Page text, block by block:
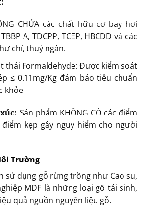
CHỨA các chất hữu cơ bay hơi
А, TDCPP, TCEP, HBCDD và các
chỉ, thuỷ ngân.
thải Formaldehyde: Được kiểm soát
≤ 0.11mg/Kg đảm bảo tiêu chuẩn
khỏe.
Sản phẩm KHÔNG CÓ các điểm
kẹp gây nguy hiểm cho người
Trường
sử dụng gỗ rừng trồng như Cao su,
MDF là những loại gỗ tái sinh,
quả nguồn nguyên liệu gỗ.